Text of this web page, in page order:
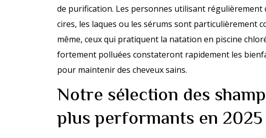
de purification. Les personnes utilisant régulièrement
cires, les laques ou les sérums sont particulièrement
même, ceux qui pratiquent la natation en piscine
fortement polluées constateront rapidement les
pour maintenir des cheveux sains.
Notre sélection des
plus performants en 2025